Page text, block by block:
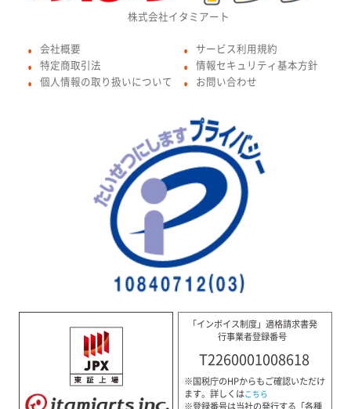
株式会社イタミアート
● 会社概要
● 特定商取引法
● 個人情報の取り扱いについて
● サービス利用規約
● 情報セキュリティ基本方針
● お問い合わせ
「インボイス制度」適格請求書発
行事業者登録番号
T2260001008618
※国税庁のHPからもご確認いただけ
ます。詳しくはこちら
※登録番号は当社の発行する「各種